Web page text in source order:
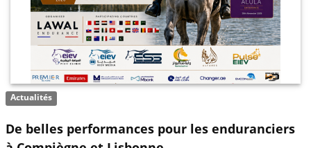
Actualités
De belles performances pour les enduranciers